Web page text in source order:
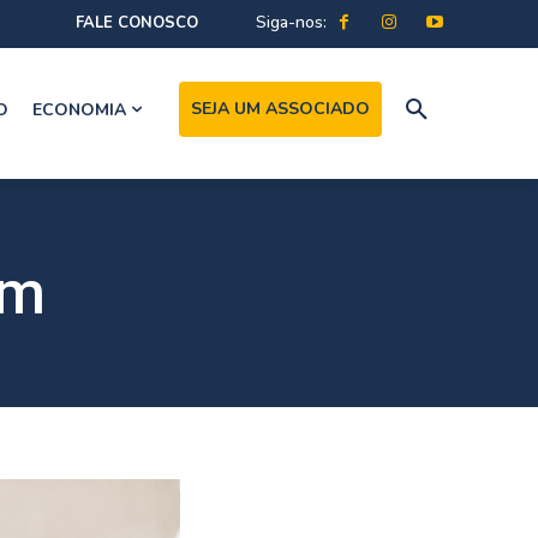
FALE CONOSCO Siga-nos:
ECONOMIA SEJA UM ASSOCIADO